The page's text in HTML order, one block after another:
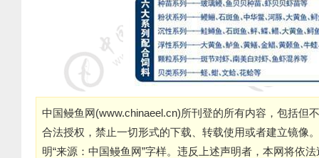
中国鳗鱼网(www.chinaeel.cn)所刊登的所有内容，包括但
合法授权，禁止一切形式的下载、转载使用或者建立镜像
明“来源：中国鳗鱼网”字样。违反上述声明者，本网将依